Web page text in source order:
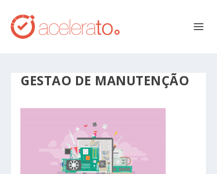
GESTAO DE MANUTENÇÃO